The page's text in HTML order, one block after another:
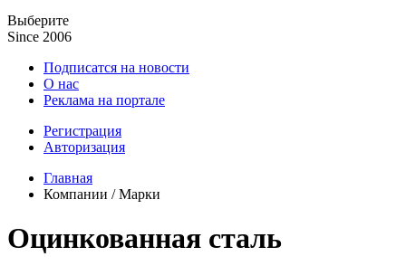
Выберите
Since 2006
Подписатся на новости
О нас
Реклама на портале
Регистрация
Авторизация
Главная
Компании / Марки
Оцинкованная сталь